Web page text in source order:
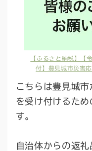
【ふるさと納税】【
付】豊見城市災害
こちらは豊見城
を受け付けるた
す。
自治体からの返